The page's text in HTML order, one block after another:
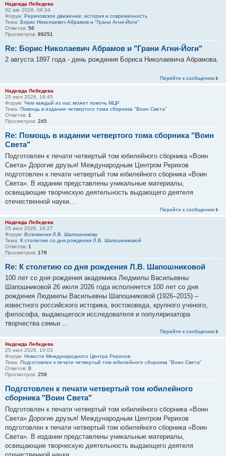
Надежда Лебедева
02 авг 2026, 08:34
Форум: Рериховское движение: история и современность
Тема: Борис Николаевич Абрамов и "Грани Агни-Йоги"
Ответов: 56
Просмотров: 89251
Re: Борис Николаевич Абрамов и "Грани Агни-Йоги"
2 августа 1897 года - день рождения Бориса Николаевича Абрамова.
Перейти к сообщению
Надежда Лебедева
25 июл 2026, 16:45
Форум: Чем каждый из нас может помочь МЦР
Тема: Помощь в издании четвертого тома сборника "Воин Света"
Ответов: 1
Просмотров: 245
Re: Помощь в издании четвертого тома сборника "Воин
Света"
Подготовлен к печати четвертый том юбилейного сборника «Воин
Света» Дорогие друзья! Международным Центром Рерихов
подготовлен к печати четвертый том юбилейного сборника «Воин
Света». В издании представлены уникальные материалы,
освещающие творческую деятельность выдающего деятеля
отечественной науки...
Перейти к сообщению
Надежда Лебедева
25 июл 2026, 16:27
Форум: Вспоминая Л.В. Шапошникову
Тема: К столетию со дня рождения Л.В. Шапошниковой
Ответов: 1
Просмотров: 178
Re: К столетию со дня рождения Л.В. Шапошниковой
100 лет со дня рождения академика Людмилы Васильевны
Шапошниковой 26 июля 2026 года исполняется 100 лет со дня
рождения Людмилы Васильевны Шапошниковой (1926–2015) –
известного российского историка, востоковеда, крупного ученого,
философа, выдающегося исследователя и популяризатора
творчества семьи ...
Перейти к сообщению
Надежда Лебедева
25 июл 2026, 10:03
Форум: Новости Международного Центра Рерихов
Тема: Подготовлен к печати четвертый том юбилейного сборника "Воин Света"
Ответов: 0
Просмотров: 259
Подготовлен к печати четвертый том юбилейного
сборника "Воин Света"
Подготовлен к печати четвертый том юбилейного сборника «Воин
Света» Дорогие друзья! Международным Центром Рерихов
подготовлен к печати четвертый том юбилейного сборника «Воин
Света». В издании представлены уникальные материалы,
освещающие творческую деятельность выдающего деятеля
отечественной науки...